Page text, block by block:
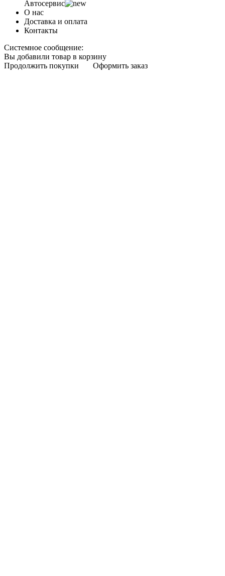
Автосервис
О нас
Доставка и оплата
Контакты
Системное сообщение:
Вы добавили товар в корзину
Продолжить покупки
Оформить заказ